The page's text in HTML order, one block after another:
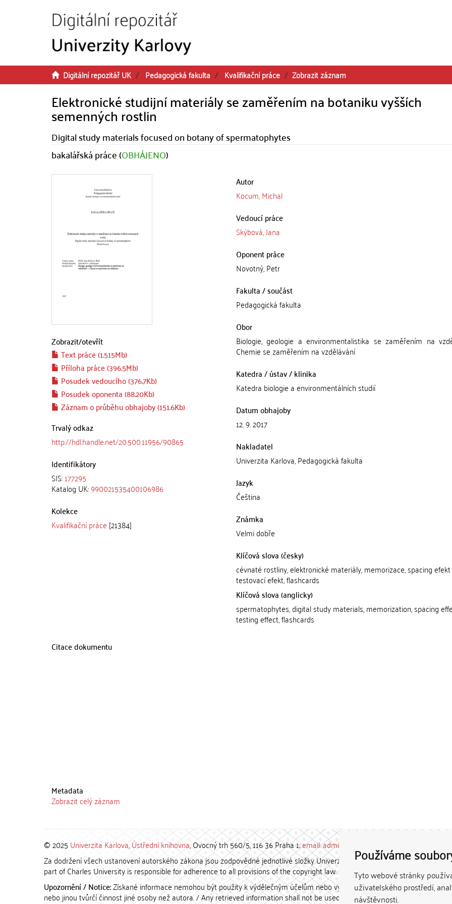
Používáme
Tyto webové stránky
uživatelského prostředí,
návštěvnosti.
Digitální repozitář UK Pedagogická fakulta Kvalifikační práce Zobrazit záznam
Elektronické studijní materiály se zaměřením na botaniku vyšších
semenných rostlin
Digital study materials focused on botany of spermatophytes
bakalářská práce (OBHÁJENO)
Zobrazit/otevřít
Text práce (1.515Mb)
Příloha práce (396.5Mb)
Posudek vedoucího (376.7Kb)
Posudek oponenta (88.20Kb)
Záznam o průběhu obhajoby (151.6Kb)
Trvalý odkaz
http://hdl.handle.net/20.500.11956/90865
Identifikátory
SIS:177295
Katalog UK:990021535400106986
Kolekce
Kvalifikační práce [21384]
Autor
Kocum, Michal
Vedoucí práce
Skýbová, Jana
Oponent práce
Novotný, Petr
Fakulta / součást
Pedagogická fakulta
Obor
Biologie, geologie a environmentalistika se zaměřením na
Chemie se zaměřením na vzdělávání
Katedra / ústav / klinika
Katedra biologie a environmentálních studií
Datum obhajoby
12. 9. 2017
Nakladatel
Univerzita Karlova, Pedagogická fakulta
Jazyk
Čeština
Známka
Velmi dobře
Klíčová slova (česky)
cévnaté rostliny, elektronické materiály, memorizace, spacing efekt
testovací efekt, flashcards
Klíčová slova (anglicky)
spermatophytes, digital study materials, memorization, spacing
testing effect, flashcards
Citace dokumentu
Metadata
Zobrazit celý záznam
© 2025 Univerzita Karlova,Ústřední knihovna, Ovocný trh 560/5, 116 36 Praha 1;email: admin-repozitar [at] cuni.cz
Za dodržení všech ustanovení autorského zákona jsou zodpovědné jednotlivé složky Univerzity Karlovy. / Each constituent
part of Charles University is responsible for adherence to all provisions of the copyright law.
Upozornění / Notice:Získané informace nemohou být použity k výdělečným účelům nebo vydávány za studijní, vědeckou
nebo jinou tvůrčí činnost jiné osoby než autora. / Any retrieved information shall not be used for any commercial purposes